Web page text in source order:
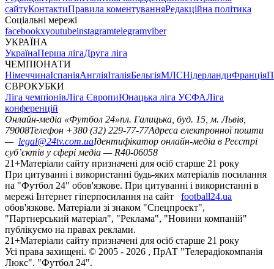
сайтуКонтактиПравила коментуванняРедакційна політика
Соціальні мережі
facebookxyoutubeinstagramtelegramviber
УКРАЇНА
УкраїнаПерша лігаДруга ліга
ЧЕМПІОНАТИ
НімеччинаІспаніяАнгліяІталіяБельгіяМЛСНідерландиФранція
ЄВРОКУБКИ
Ліга чемпіонівЛіга ЄвропиЮнацька ліга УЄФАЛіга
конференцій
Онлайн-медіа «Футбол 24»пл. Галицька, буд. 15, м. Львів,
79008Телефон +380 (32) 229-77-77Адреса електронної пошти
— legal@24tv.com.uaІдентифікатор онлайн-медіа в Реєстрі
суб’єктів у сфері медіа — R40-06058
21+Матеріали сайту призначені для осіб старше 21 року
При цитуванні і використанні будь-яких матеріалів посилання
на "Футбол 24" обов'язкове. При цитуванні і використанні в
мережі Інтернет гіперпосилання на сайт
football24.ua
обов'язкове. Матеріали зі знаком "Спецпроект",
"Партнерський матеріал", "Реклама", "Новини компаній"
публікуємо на правах реклами.
21+Матеріали сайту призначені для осіб старше 21 року
Усi права захищенi. © 2005 - 2026 , ПрАТ "Телерадіокомпанія
Люкс". "Футбол 24".